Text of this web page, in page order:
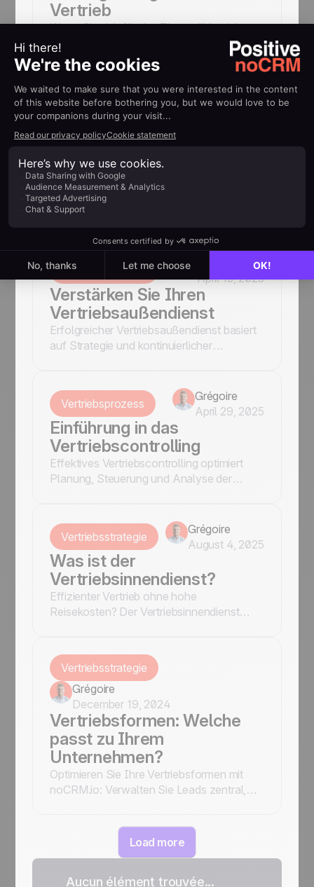
Vertrieb
Wenn Sie sich für das Thema "Vertrieb
Aufgaben" interessieren, dann sollten Sie
beachten, dass 87 Prozent der ...
Vertriebsstrategie
Grégoire
May 6, 2025
Was ist ein Verkäufermarkt
– und welche Auswirkungen
hat er auf den B2B-
Vertrieb?
Was ist ein Verkäufermarkt? So nutzen
B2B-Vertriebsteams Angebotsknappheit
strategisch – mit klaren Prozessen &
noCRM.io als Tool zur Leadsteuerung.
Vertriebsstrategie
April 15, 2025
Verstärken Sie Ihren
Vertriebsaußendienst
Erfolgreicher Vertriebsaußendienst basiert
auf Strategie und kontinuierlicher
Vertriebsprozess
Grégoire
April 29, 2025
Einführung in das
Vertriebscontrolling
Effektives Vertriebscontrolling optimiert
Planung, Steuerung und Analyse der
Erfolg steigern!
Vertriebsstrategie
Grégoire
August 4, 2025
Was ist der
Vertriebsinnendienst?
Effizienter Vertrieb ohne hohe
Reisekosten? Der Vertriebsinnendienst
Vertriebsstrategie
Grégoire
December 19, 2024
Vertriebsformen: Welche
passt zu Ihrem
Unternehmen?
Optimieren Sie Ihre Vertriebsformen mit
noCRM.io: Verwalten Sie Leads zentral,
Load more
Aucun élément trouvée...